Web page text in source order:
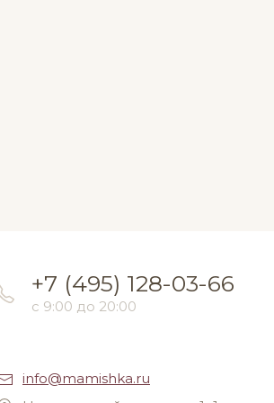
+7 (495) 128-03-66
с 9:00 до 20:00
info@mamishka.ru